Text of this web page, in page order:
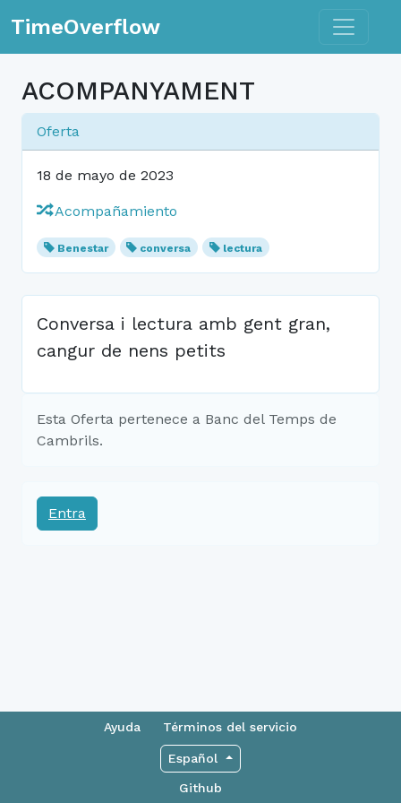
TimeOverflow Toggle
ACOMPANYAMENT
Oferta
18 de mayo de 2023
Acompañamiento
Benestar conversa lectura
Conversa i lectura amb gent gran,
cangur de nens petits
Esta Oferta pertenece a Banc del Temps de
Cambrils.
Entra
Ayuda Términos del servicio
Español
Github